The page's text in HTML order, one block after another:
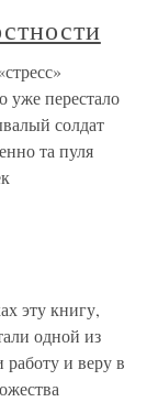
уже перестало
солдат
та пуля
эту книгу,
одной из
работу и веру в